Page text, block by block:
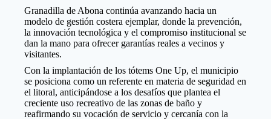
Granadilla de Abona continúa avanzando hacia un
modelo de gestión costera ejemplar, donde la prevención,
la innovación tecnológica y el compromiso institucional se
dan la mano para ofrecer garantías reales a vecinos y
visitantes.
Con la implantación de los tótems One Up, el municipio
se posiciona como un referente en materia de seguridad en
el litoral, anticipándose a los desafíos que plantea el
creciente uso recreativo de las zonas de baño y
reafirmando su vocación de servicio y cercanía con la